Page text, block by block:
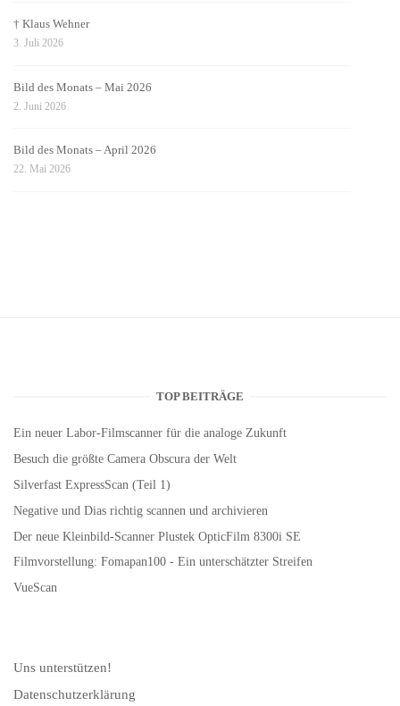
† Klaus Wehner
3. Juli 2026
Bild des Monats – Mai 2026
2. Juni 2026
Bild des Monats – April 2026
22. Mai 2026
TOP BEITRÄGE
Ein neuer Labor-Filmscanner für die analoge Zukunft
Besuch die größte Camera Obscura der Welt
Silverfast ExpressScan (Teil 1)
Negative und Dias richtig scannen und archivieren
Der neue Kleinbild-Scanner Plustek OpticFilm 8300i SE
Filmvorstellung: Fomapan100 - Ein unterschätzter Streifen
VueScan
Uns unterstützen!
Datenschutzerklärung